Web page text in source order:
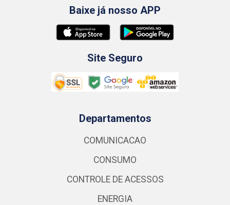
Baixe já nosso APP
Site Seguro
Departamentos
COMUNICACAO
CONSUMO
CONTROLE DE ACESSOS
ENERGIA